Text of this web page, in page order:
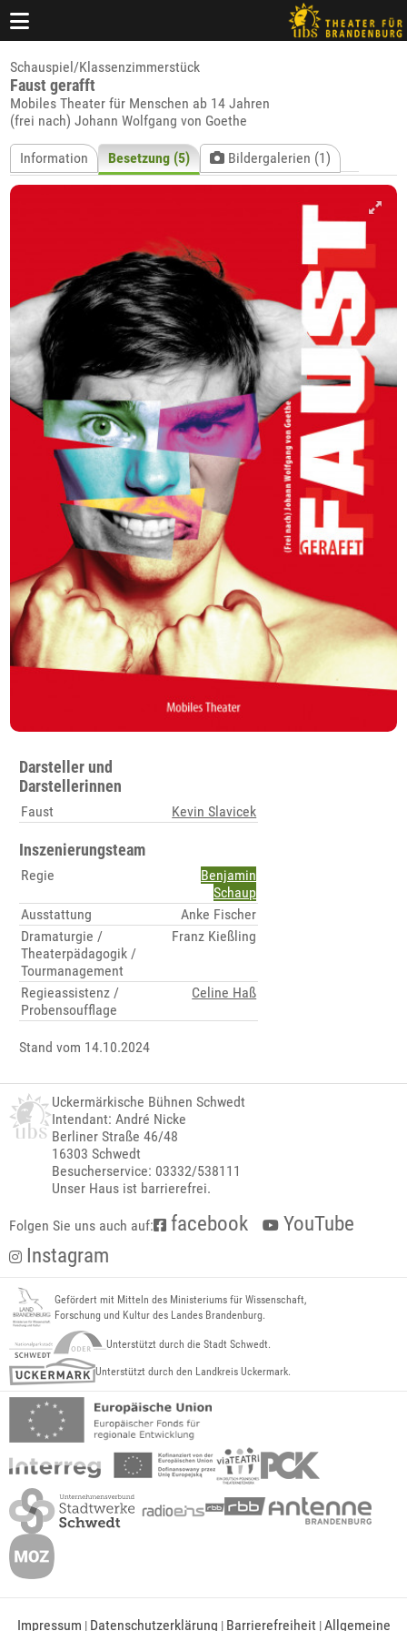
Schauspiel/Klassenzimmerstück
Faust gerafft
Mobiles Theater für Menschen ab 14 Jahren
(frei nach) Johann Wolfgang von Goethe
Information Besetzung (5) Bildergalerien (1)
Darsteller und
Darstellerinnen
Faust Kevin Slavicek
Inszenierungsteam
Regie
Benjamin
Schaup
Ausstattung
Anke Fischer
Dramaturgie /
Theaterpädagogik /
Tourmanagement
Franz Kießling
Regieassistenz /
Probensoufflage
Celine Haß
Stand vom 14.10.2024
Uckermärkische Bühnen Schwedt
Intendant: André Nicke
Berliner Straße 46/48
16303 Schwedt
Besucherservice: 03332/538111
Unser Haus ist barrierefrei.
Folgen Sie uns auch auf: facebook
YouTube
Instagram
Gefördert mit Mitteln des Ministeriums für Wissenschaft,
Forschung und Kultur des Landes Brandenburg.
Unterstützt durch die Stadt Schwedt.
Unterstützt durch den Landkreis Uckermark.
Impressum | Datenschutzerklärung | Barrierefreiheit|Allgemeine